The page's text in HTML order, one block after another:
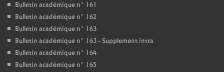
Bulletin académique n° 161
Bulletin académique n° 162
Bulletin académique n° 163
Bulletin académique n° 163 - Supplement intra
Bulletin académique n° 164
Bulletin académique n° 165